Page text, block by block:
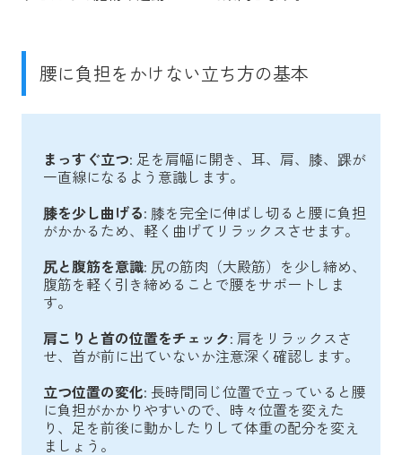
腰に負担をかけない立ち方の基本
まっすぐ立つ: 足を肩幅に開き、耳、肩、膝、踝が
一直線になるよう意識します。
膝を少し曲げる: 膝を完全に伸ばし切ると腰に負担
がかかるため、軽く曲げてリラックスさせます。
尻と腹筋を意識: 尻の筋肉（大殿筋）を少し締め、
腹筋を軽く引き締めることで腰をサポートしま
す。
肩こりと首の位置をチェック: 肩をリラックスさ
せ、首が前に出ていないか注意深く確認します。
立つ位置の変化: 長時間同じ位置で立っていると腰
に負担がかかりやすいので、時々位置を変えた
り、足を前後に動かしたりして体重の配分を変え
ましょう。